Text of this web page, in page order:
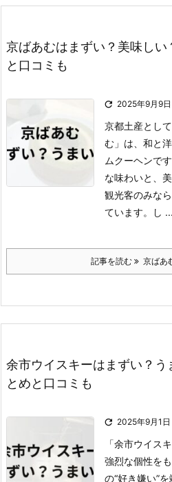
京ばあむはまずい？美味し
と口コミも
 2025年9月9日
京都土産とし
む」は、和と
ムクーヘンです
な味わいと、
観光客のみな
ています。
し ...
記事を読む 京ばあ
余市ウイスキーはまずい？う
とめと口コミも
 2025年9月1日
「余市ウイス
強烈な個性を
の“好き嫌い”を